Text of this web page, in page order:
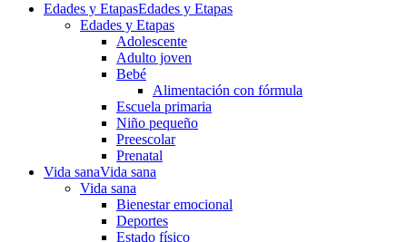
Edades y EtapasEdades y Etapas
Edades y Etapas
Adolescente
Adulto joven
Bebé
Alimentación con fórmula
Escuela primaria
Niño pequeño
Preescolar
Prenatal
Vida sanaVida sana
Vida sana
Bienestar emocional
Deportes
Estado físico